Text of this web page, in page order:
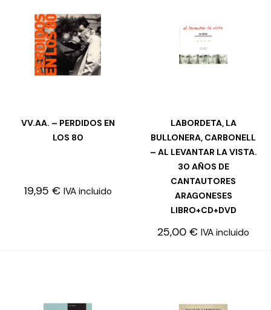
AÑADIR AL CARRITO
VV.AA. – PERDIDOS EN
LOS 80
19,95 € IVA incluido
LEER MÁS
LABORDETA, LA
BULLONERA, CARBONELL
– AL LEVANTAR LA VISTA.
30 AÑOS DE
CANTAUTORES
ARAGONESES
LIBRO+CD+DVD
25,00 € IVA incluido